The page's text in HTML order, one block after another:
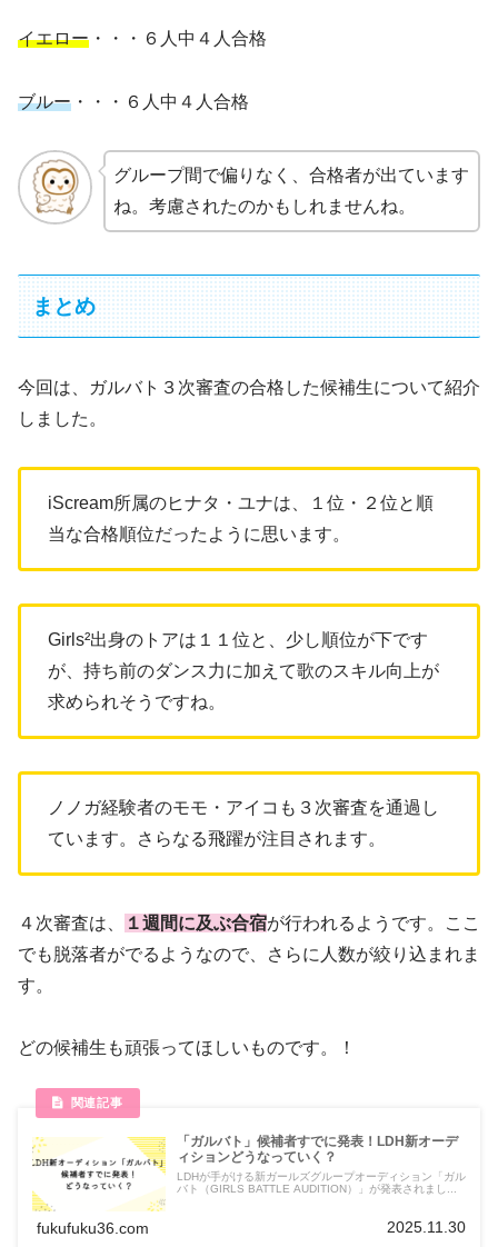
イエロー ・・・６人中４人合格
ブルー ・・・６人中４人合格
グループ間で偏りなく、合格者が出ています
ね。考慮されたのかもしれませんね。
まとめ
今回は、ガルバト３次審査の合格した候補生について紹介
しました。
iScream所属のヒナタ・ユナは、１位・２位と順
当な合格順位だったように思います。
Girls²出身のトアは１１位と、少し順位が下です
が、持ち前のダンス力に加えて歌のスキル向上が
求められそうですね。
ノノガ経験者のモモ・アイコも３次審査を通過し
ています。さらなる飛躍が注目されます。
４次審査は、 １週間に及ぶ合宿が行われるようです。ここ
でも脱落者がでるようなので、さらに人数が絞り込まれま
す。
どの候補生も頑張ってほしいものです。！
「ガルバト」候補者すでに発表！LDH新オーデ
ィションどうなっていく？
LDHが手がける新ガールズグループオーディション「ガル
バト（GIRLS BATTLE AUDITION）」が発表されまし...
fukufuku36.com 2025.11.30